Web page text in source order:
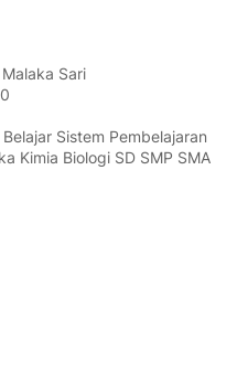
Sari
Sistem Pembelajaran
Kimia Biologi SD SMP SMA